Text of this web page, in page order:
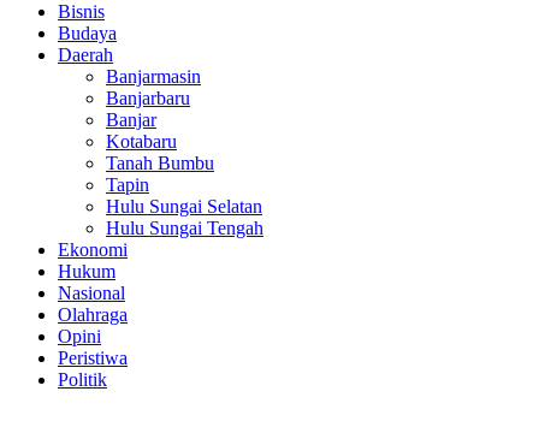
Bisnis
Budaya
Daerah
Banjarmasin
Banjarbaru
Banjar
Kotabaru
Tanah Bumbu
Tapin
Hulu Sungai Selatan
Hulu Sungai Tengah
Ekonomi
Hukum
Nasional
Olahraga
Opini
Peristiwa
Politik